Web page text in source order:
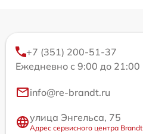
+7 (351) 200-51-37
Ежедневно с 9:00 до 21:00
info@re-brandt.ru
улица Энгельса, 75
Адрес сервисного центра Brandt